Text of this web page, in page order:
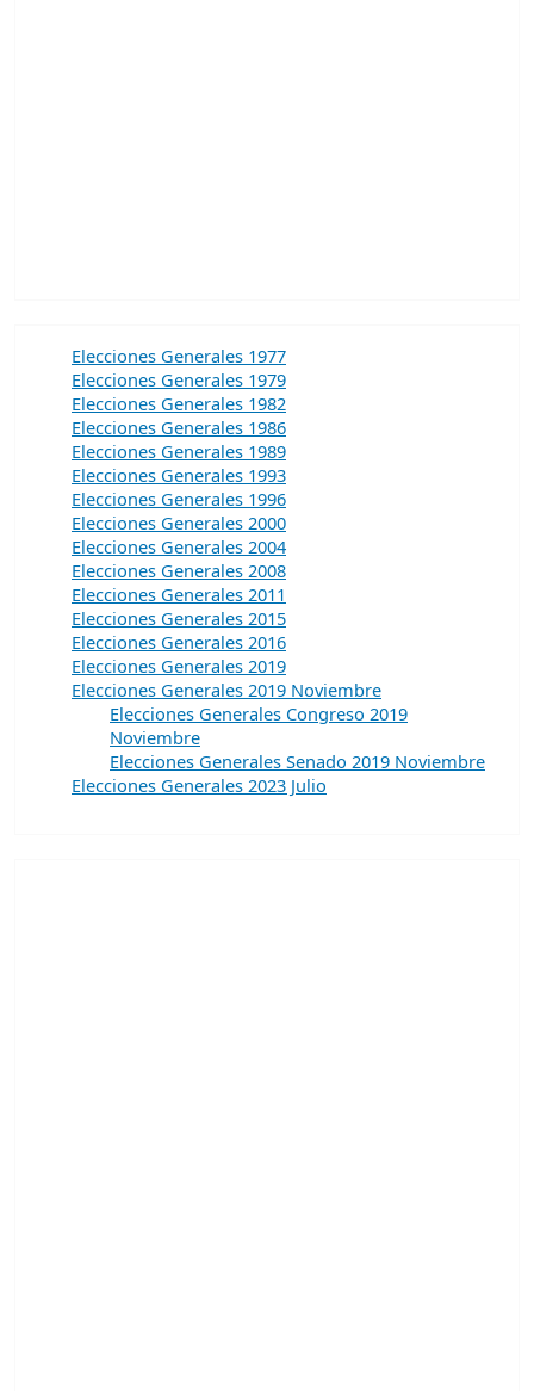
Elecciones Generales 1977
Elecciones Generales 1979
Elecciones Generales 1982
Elecciones Generales 1986
Elecciones Generales 1989
Elecciones Generales 1993
Elecciones Generales 1996
Elecciones Generales 2000
Elecciones Generales 2004
Elecciones Generales 2008
Elecciones Generales 2011
Elecciones Generales 2015
Elecciones Generales 2016
Elecciones Generales 2019
Elecciones Generales 2019 Noviembre
Elecciones Generales Congreso 2019
Noviembre
Elecciones Generales Senado 2019 Noviembre
Elecciones Generales 2023 Julio